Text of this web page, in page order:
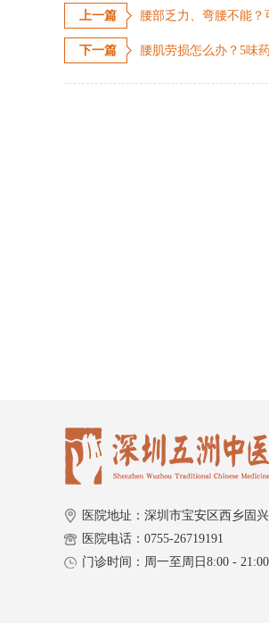
上一篇 腰部乏力、弯腰不能
下一篇 腰肌劳损怎么办？5味
医院地址：深圳市宝安区西乡固
医院电话：0755-26719191
门诊时间：周一至周日8:00 - 21:00